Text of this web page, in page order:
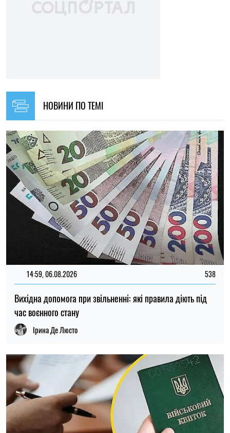
НОВИНИ ПО ТЕМІ
14:59, 06.08.2026 538
Вихідна допомога при звільненні: які правила діють під
час воєнного стану
Ірина Де Люсто